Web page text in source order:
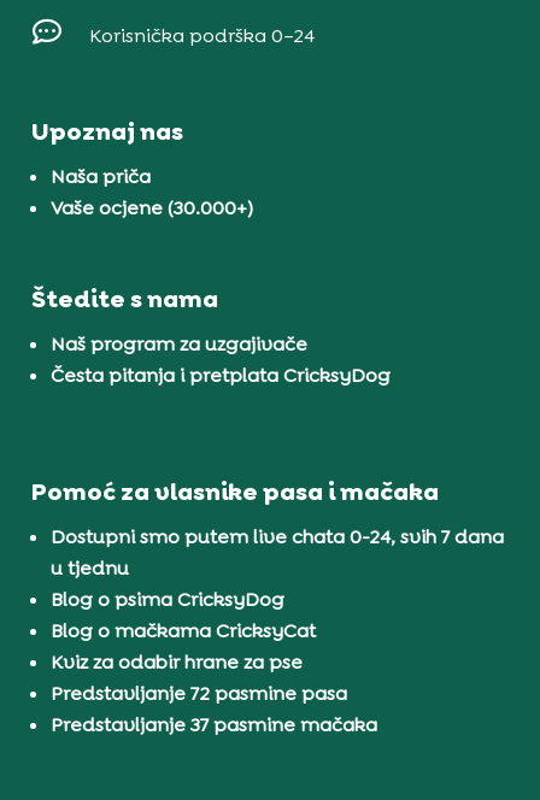
 Korisnička podrška 0–24
Upoznaj nas
Naša priča
Vaše ocjene (30.000+)
Štedite s nama
Naš program za uzgajivače
Česta pitanja i pretplata CricksyDog
Pomoć za vlasnike pasa i mačaka
Dostupni smo putem live chata 0-24, svih 7 dana
u tjednu
Blog o psima CricksyDog
Blog o mačkama CricksyCat
Kviz za odabir hrane za pse
Predstavljanje 72 pasmine pasa
Predstavljanje 37 pasmine mačaka